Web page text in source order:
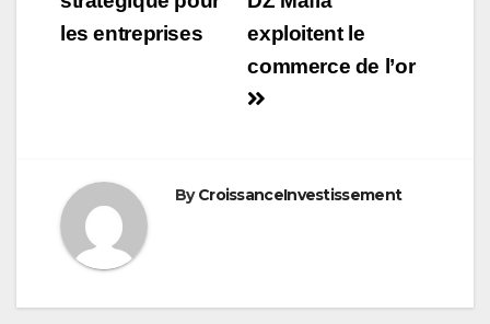
exploitent le
commerce de l’or
les entreprises
ByCroissanceInvestissement